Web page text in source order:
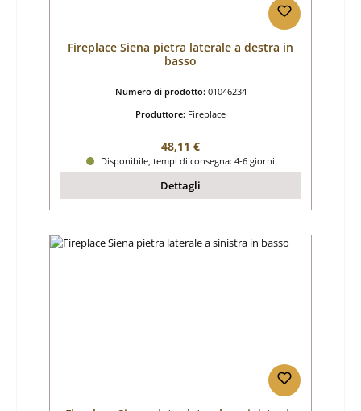
Fireplace Siena pietra laterale a destra in
basso
Numero di prodotto: 01046234
Produttore: Fireplace
Prezzo normale:
48,11 €
Disponibile, tempi di consegna: 4-6 giorni
Dettagli